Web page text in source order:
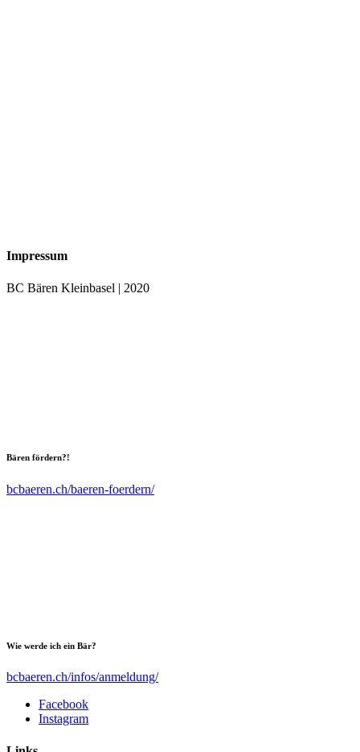
Impressum
BC Bären Kleinbasel | 2020
Bären fördern?!
bcbaeren.ch/baeren-foerdern/
Wie werde ich ein Bär?
bcbaeren.ch/infos/anmeldung/
Facebook
Instagram